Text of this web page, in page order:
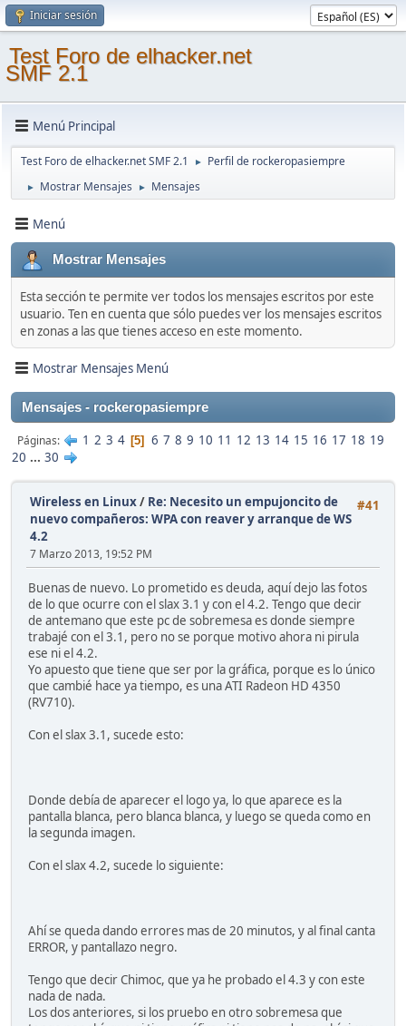
Iniciar sesión
Test Foro de elhacker.net
SMF 2.1
Menú Principal
Test Foro de elhacker.net SMF 2.1 ► Perfil de rockeropasiempre
► Mostrar Mensajes ► Mensajes
Menú
Mostrar Mensajes
Esta sección te permite ver todos los mensajes escritos por este
usuario. Ten en cuenta que sólo puedes ver los mensajes escritos
en zonas a las que tienes acceso en este momento.
Mostrar Mensajes Menú
Mensajes - rockeropasiempre
Páginas 1 2 3 4 5 6 7 8 9 10 11 12 13 14 15 16 17 18 19
20 ... 30
#41
Wireless en Linux/ Re: Necesito un empujoncito de
nuevo compañeros: WPA con reaver y arranque de WS
4.2
7 Marzo 2013, 19:52 PM
Buenas de nuevo. Lo prometido es deuda, aquí dejo las fotos
de lo que ocurre con el slax 3.1 y con el 4.2. Tengo que decir
de antemano que este pc de sobremesa es donde siempre
trabajé con el 3.1, pero no se porque motivo ahora ni pirula
ese ni el 4.2.
Yo apuesto que tiene que ser por la gráfica, porque es lo único
que cambié hace ya tiempo, es una ATI Radeon HD 4350
(RV710).
Con el slax 3.1, sucede esto:
Donde debía de aparecer el logo ya, lo que aparece es la
pantalla blanca, pero blanca blanca, y luego se queda como en
la segunda imagen.
Con el slax 4.2, sucede lo siguiente:
Ahí se queda dando errores mas de 20 minutos, y al final canta
ERROR, y pantallazo negro.
Tengo que decir Chimoc, que ya he probado el 4.3 y con este
nada de nada.
Los dos anteriores, si los pruebo en otro sobremesa que